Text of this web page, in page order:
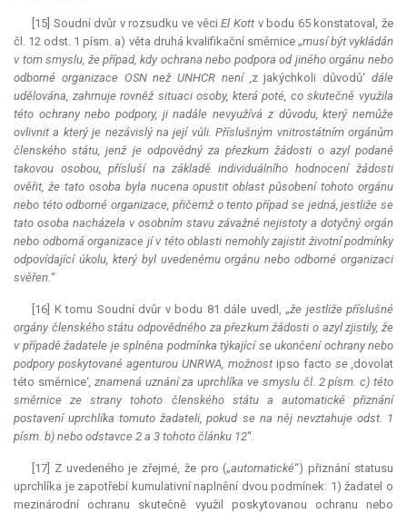
[15] Soudní dvůr v rozsudku ve věciEl Kott v bodu 65 konstatoval, že
čl. 12 odst. 1 písm. a) věta druhá kvalifikační směrnice „musí být vykládán
v tom smyslu, že případ, kdy ochrana nebo podpora od jiného orgánu nebo
odborné organizace OSN než UNHCR není ,z jakýchkoli důvodů‘dále
udělována, zahrnuje rovněž situaci osoby, která poté, co skutečně využila
této ochrany nebo podpory, ji nadále nevyužívá z důvodu, který nemůže
ovlivnit a který je nezávislý na její vůli. Příslušným vnitrostátním orgánům
členského státu, jenž je odpovědný za přezkum žádosti o azyl podané
takovou osobou, přísluší na základě individuálního hodnocení žádosti
ověřit, že tato osoba byla nucena opustit oblast působení tohoto orgánu
nebo této odborné organizace, přičemž o tento případ se jedná, jestliže se
tato osoba nacházela v osobním stavu závažné nejistoty a dotyčný orgán
nebo odborná organizace jí v této oblasti nemohly zajistit životní podmínky
odpovídající úkolu, který byl uvedenému orgánu nebo odborné organizaci
svěřen.“
[16] K tomu Soudní dvůr v bodu 81 dále uvedl, „že jestliže příslušné
orgány členského státu odpovědného za přezkum žádosti o azyl zjistily, že
v případě žadatele je splněna podmínka týkající se ukončení ochrany nebo
podpory poskytované agenturou UNRWA, možnost ipso facto se ,dovolat
této směrnice‘, znamená uznání za uprchlíka ve smyslu čl. 2 písm. c) této
směrnice ze strany tohoto členského státu a automatické přiznání
postavení uprchlíka tomuto žadateli, pokud se na něj nevztahuje odst. 1
písm. b) nebo odstavce 2 a 3 tohoto článku 12“.
[17] Z uvedeného je zřejmé, že pro („automatické“) přiznání statusu
uprchlíka je zapotřebí kumulativní naplnění dvou podmínek: 1) žadatel o
mezinárodní ochranu skutečně využil poskytovanou ochranu nebo